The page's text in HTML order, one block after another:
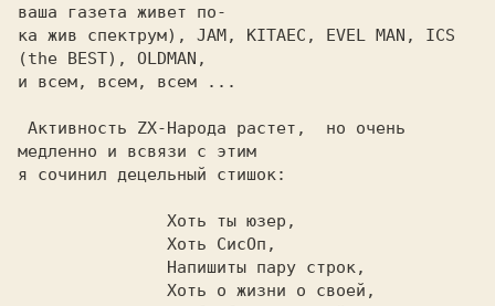
ваша газета живет по-
ка жив спектpум), JAM, KITAEC, EVEL MAN, ICS
(the BEST), OLDMAN,
и всем, всем, всем ...
медленно и всвязи с этим
я сочинил децельный стишок: